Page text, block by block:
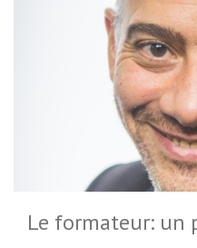
Le formateur: